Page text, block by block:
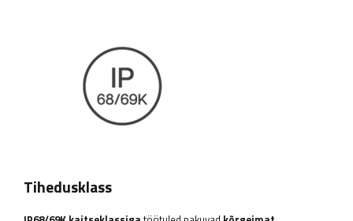
Tihedusklass